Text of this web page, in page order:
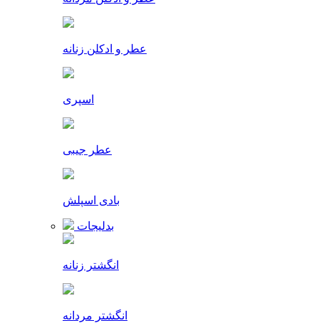
عطر و ادکلن زنانه
اسپری
عطر جیبی
بادی اسپلش
بدلیجات
انگشتر زنانه
انگشتر مردانه